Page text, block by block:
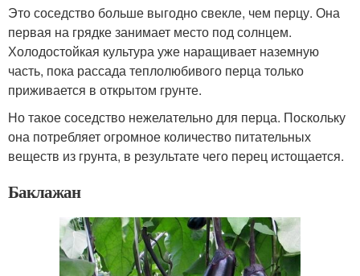
Это соседство больше выгодно свекле, чем перцу. Она
первая на грядке занимает место под солнцем.
Холодостойкая культура уже наращивает наземную
часть, пока рассада теплолюбивого перца только
приживается в открытом грунте.
Но такое соседство нежелательно для перца. Поскольку
она потребляет огромное количество питательных
веществ из грунта, в результате чего перец истощается.
Баклажан